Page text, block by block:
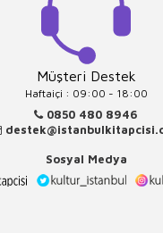
Müşteri Destek
Haftaiçi : 09:00 - 18:00
0850 480 8946
Sosyal Medya